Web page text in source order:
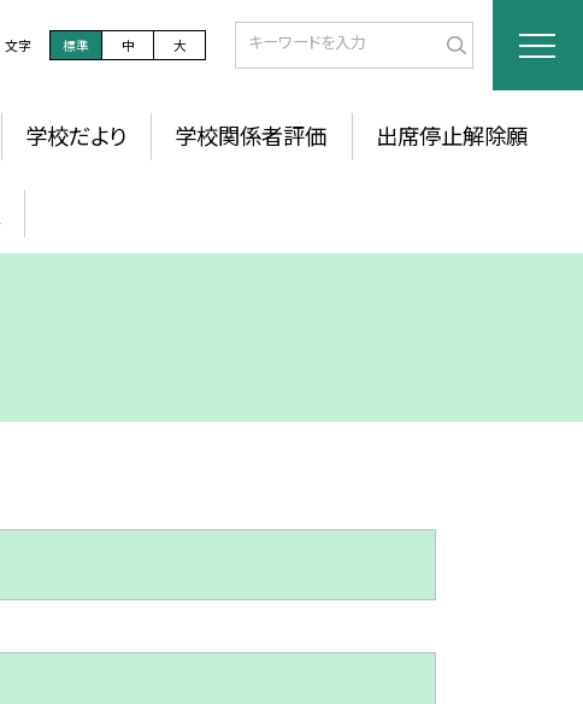
文字 標準 中 大
学校だより 学校関係者評価 出席停止解除願